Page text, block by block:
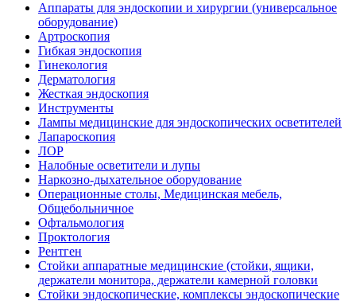
Аппараты для эндоскопии и хирургии (универсальное
оборудование)
Артроскопия
Гибкая эндоскопия
Гинекология
Дерматология
Жесткая эндоскопия
Инструменты
Лампы медицинские для эндоскопических осветителей
Лапароскопия
ЛОР
Налобные осветители и лупы
Наркозно-дыхательное оборудование
Операционные столы, Медицинская мебель,
Общебольничное
Офтальмология
Проктология
Рентген
Стойки аппаратные медицинские (стойки, ящики,
держатели монитора, держатели камерной головки
Стойки эндоскопические, комплексы эндоскопические